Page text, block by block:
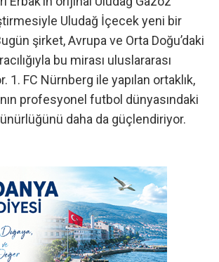
Uludağ İçecek yeni bir
şirket, Avrupa ve Orta Doğu’daki
bu mirası uluslararası
1. FC Nürnberg ile yapılan ortaklık,
profesyonel futbol dünyasındaki
daha da güçlendiriyor.